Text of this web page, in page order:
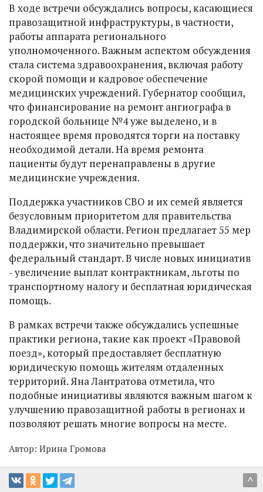
В ходе встречи обсуждались вопросы, касающиеся
правозащитной инфраструктуры, в частности,
работы аппарата регионального
уполномоченного. Важным аспектом обсуждения
стала система здравоохранения, включая работу
скорой помощи и кадровое обеспечение
медицинских учреждений. Губернатор сообщил,
что финансирование на ремонт ангиографа в
городской больнице №4 уже выделено, и в
настоящее время проводятся торги на поставку
необходимой детали. На время ремонта
пациенты будут перенаправлены в другие
медицинские учреждения.
Поддержка участников СВО и их семей является
безусловным приоритетом для правительства
Владимирской области. Регион предлагает 55 мер
поддержки, что значительно превышает
федеральный стандарт. В числе новых инициатив
- увеличение выплат контрактникам, льготы по
транспортному налогу и бесплатная юридическая
помощь.
В рамках встречи также обсуждались успешные
практики региона, такие как проект «Правовой
поезд», который предоставляет бесплатную
юридическую помощь жителям отдаленных
территорий. Яна Лантратова отметила, что
подобные инициативы являются важным шагом к
улучшению правозащитной работы в регионах и
позволяют решать многие вопросы на месте.
Автор: Ирина Громова
^